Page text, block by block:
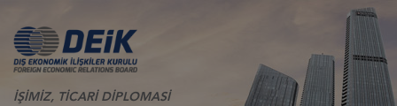
İŞİMİZ, TİCARİ DİPLOMASİ